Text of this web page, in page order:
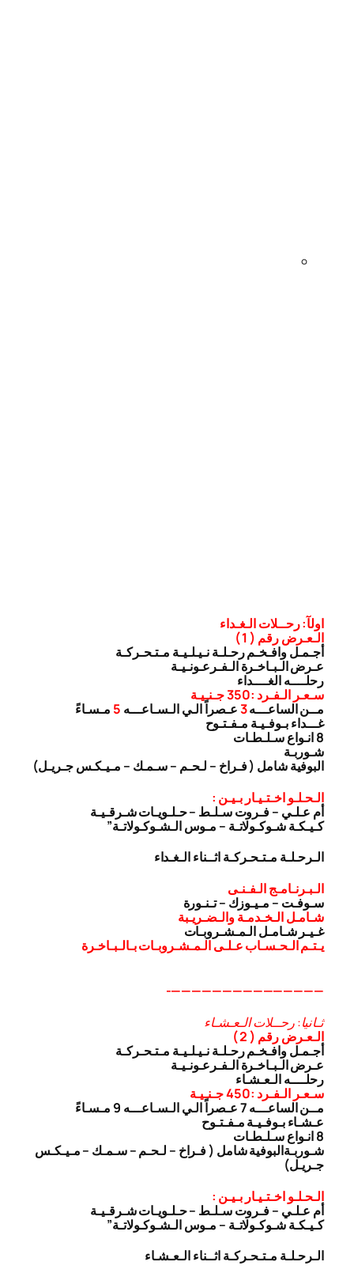
اولآ: رحــلات الـغـداء
الـعـرض رقم ( 1 )
أجـمـل وافـخـم رحـلـة نـيـلـيـة مـتـحـركـة
عـرض الـبـاخـرة الـفـرعـونـيـة
رحلــــه الغــــداء
سـعـر الـفـرد :350 جـنـيـة
مــن الساعـــه3عـصراً الـي الـسـاعـــه 5 مـسـاءً
غـــداء بـوفـيـة مـفـتـوح
8 انـواع سـلـطـات
شـوربـة
البوفية شامل ( فـراخ – لـحـم – سـمـك – مـيـكـس جـريـل)
الـحـلـو اخـتـيـار بـيـن :
أم عـلـي – فـروت سـلـط – حـلـويـات شـرقـيـة
كـيـكـة شـوكـولاتـة – مـوس الـشـوكـولاتـة”
الـرحـلـة مـتـحـركـة اثــناء الـغـداء
الـبـرنـامـج الـفـنـى
سـوفـت – مـيـوزك – تـنـورة
شـامـل الـخـدمـة والـضـريـبة
غـيـر شـامـل الـمـشـروبـات
يـتـم الـحـسـاب عـلـى الـمـشـروبـات بـالـبـاخـرة
———————————————-
ثـانيا: رحــلات الـعـشـاء
الـعـرض رقم ( 2 )
أجـمـل وافـخـم رحـلـة نـيـلـيـة مـتـحـركـة
عـرض الـبـاخـرة الـفـرعـونـيـة
رحلــــه الـعـشـاء
سـعـر الـفـرد :450 جـنـيـة
مــن الساعـــه 7 عـصراً الـي الـسـاعـــه 9 مـسـاءً
عـشـاء بـوفـيـة مـفـتـوح
8 انـواع سـلـطـات
شـوربـةالبوفية شامل ( فـراخ – لـحـم – سـمـك – مـيـكـس
جـريـل)
الـحـلـو اخـتـيـار بـيـن :
أم عـلـي – فـروت سـلـط – حـلـويـات شـرقـيـة
كـيـكـة شـوكـولاتـة – مـوس الـشـوكـولاتـة”
الـرحـلـة مـتـحـركـة اثــناء الـعـشـاء